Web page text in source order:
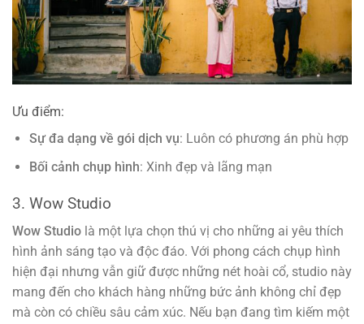
Ưu điểm:
Sự đa dạng về gói dịch vụ: Luôn có phương án phù hợp
Bối cảnh chụp hình: Xinh đẹp và lãng mạn
3. Wow Studio
Wow Studio là một lựa chọn thú vị cho những ai yêu thích
hình ảnh sáng tạo và độc đáo. Với phong cách chụp hình
hiện đại nhưng vẫn giữ được những nét hoài cổ, studio này
mang đến cho khách hàng những bức ảnh không chỉ đẹp
mà còn có chiều sâu cảm xúc. Nếu bạn đang tìm kiếm một